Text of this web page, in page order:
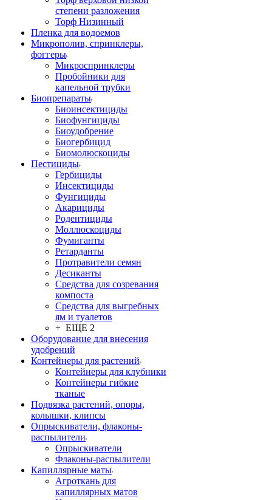
степени разложения
Торф Низинный
Пленка для водоемов
Микрополив, спринклеры,
фоггеры
Микроспринклеры
Пробойники для
капельной трубки
Биопрепараты
Биоинсектициды
Биофунгициды
Биоудобрение
Биогербицид
Биомолюскоциды
Пестициды
Гербициды
Инсектициды
Фунгициды
Акарициды
Родентициды
Моллюскоциды
Фумиганты
Ретарданты
Протравители семян
Десиканты
Средства для созревания
компоста
Средства для выгребных
ям и туалетов
+ ЕЩЕ 2
Оборудование для внесения
удобрений
Контейнеры для растений
Контейнеры для клубники
Контейнеры гибкие
тканые
Подвязка растений, опоры,
колышки, клипсы
Опрыскиватели, флаконы-
распылители
Опрыскиватели
Флаконы-распылители
Капиллярные маты
Агроткань для
капиллярных матов